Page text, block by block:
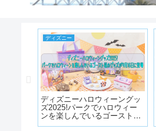
ディズニー
ディズニーハロウィーングッ
ズ2025!パークでハロウィー
ンを楽しんでいるゴースト達